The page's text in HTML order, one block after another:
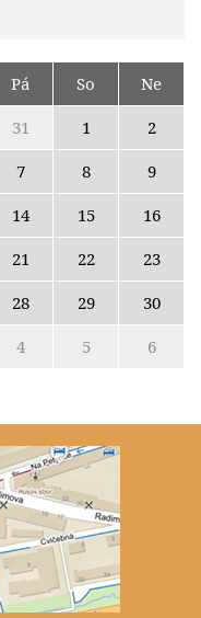
Pá So
Ne
31 1
2
7 8
9
14 15
16
21 22
23
28 29
30
4 5 6